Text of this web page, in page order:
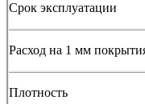
Срок эксплуатации
Расход на 1 мм
Плотность